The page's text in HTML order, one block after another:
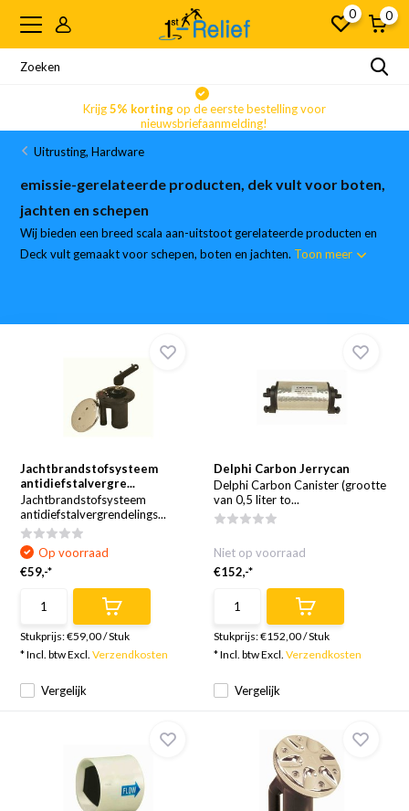
0 0
Krijg5% kortingop de eerste bestelling voor
nieuwsbriefaanmelding!
Uitrusting, Hardware
emissie-gerelateerde producten, dek vult voor boten,
jachten en schepen
Wij bieden een breed scala aan-uitstoot gerelateerde producten en
Deck vult gemaakt voor schepen, boten en jachten. Toon meer
Jachtbrandstofsysteem
antidiefstalvergre...
Jachtbrandstofsysteem
antidiefstalvergrendelings...
Vergelijk
Op voorraad
€59,-*
Stukprijs:€59,00/Stuk
* Incl. btw Excl.Verzendkosten
Delphi Carbon Jerrycan
Delphi Carbon Canister (grootte
van 0,5 liter to...
Vergelijk
Niet op voorraad
€152,-*
Stukprijs:€152,00/Stuk
* Incl. btw Excl. Verzendkosten